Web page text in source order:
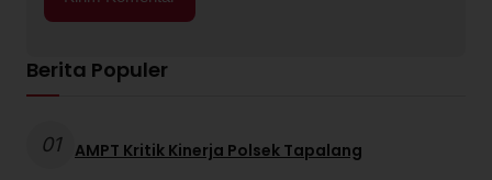
Berita Populer
01 AMPT Kritik Kinerja Polsek Tapalang